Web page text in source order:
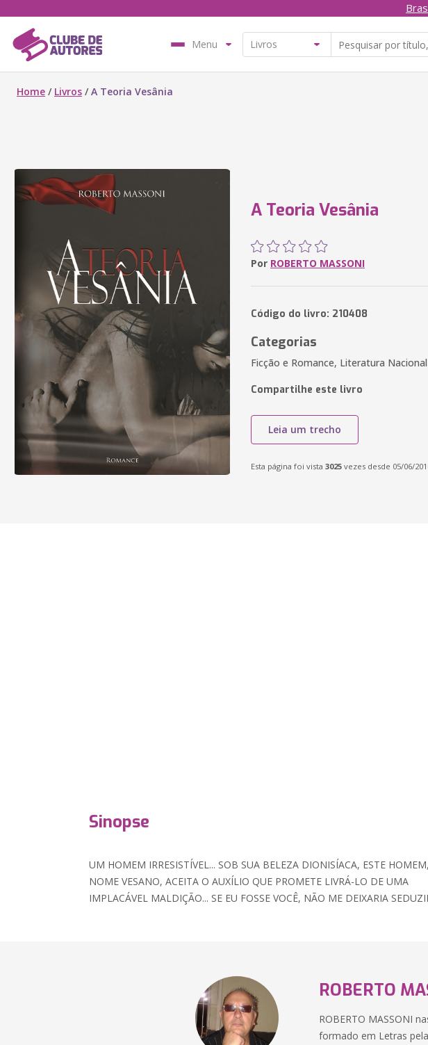
Menu
Home / Livros /A Teoria Vesânia
A Teoria Vesânia
Por ROBERTO MASSONI
Código do livro: 210408
Categorias
Ficção e Romance, Literatura Nacional
Compartilhe este livro
Leia um trecho
Esta página foi vista 3025 vezes desde 05/06/
Sinopse
UM HOMEM IRRESISTÍVEL... SOB SUA BELEZA DIONISÍACA, ESTE
NOME VESANO, ACEITA O AUXÍLIO QUE PROMETE LIVRÁ-LO DE UMA
IMPLACÁVEL MALDIÇÃO... SE EU FOSSE VOCÊ, NÃO ME DEIXARIA
ROBERTO
ROBERTO MASSONI
formado em Letras